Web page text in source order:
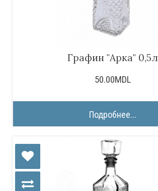
Графин "Арка" 0,5л
50.00MDL
Подробнее...